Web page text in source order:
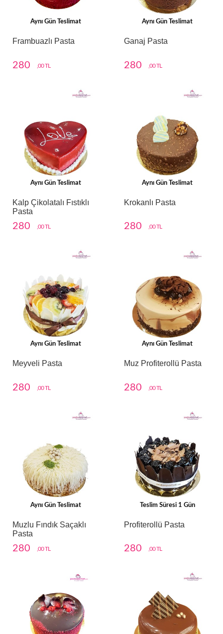
Aynı Gün Teslimat
Frambuazlı Pasta
280 ,00 TL
Aynı Gün Teslimat
Ganaj Pasta
280 ,00 TL
Aynı Gün Teslimat
Kalp Çikolatalı Fıstıklı
Pasta
280 ,00 TL
Aynı Gün Teslimat
Krokanlı Pasta
280 ,00 TL
Aynı Gün Teslimat
Meyveli Pasta
280 ,00 TL
Aynı Gün Teslimat
Muz Profiterollü Pasta
280 ,00 TL
Aynı Gün Teslimat
Muzlu Fındık Saçaklı
Pasta
280 ,00 TL
Teslim Süresi 1 Gün
Profiterollü Pasta
280 ,00 TL